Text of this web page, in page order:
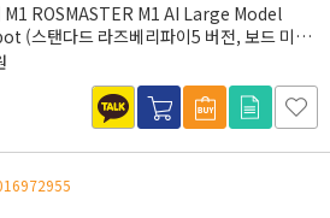
M1 ROSMASTER M1 AI Large Model
(스탠다드 라즈베리파이5 버전, 보드 미포